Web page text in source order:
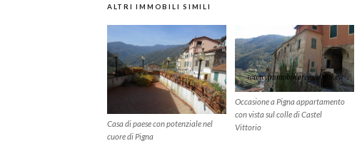
ALTRI IMMOBILI SIMILI
Casa di paese con potenziale nel
cuore di Pigna
Occasione a Pigna appartamento
con vista sul colle di Castel
Vittorio